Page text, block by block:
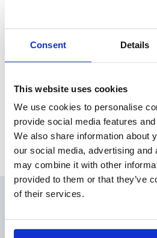
Consent Details
This website uses cookies
We use cookies to personalise
provide social media features
We also share information about
our social media, advertising and
may combine it with other
provided to them or that they’ve
of their services.
本日、東京証券取引所にて2023年３
いたしました。
Archive
製品情報